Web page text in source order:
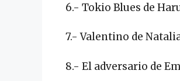
6.- Tokio Blues de
7.- Valentino de
8.- El adversario de